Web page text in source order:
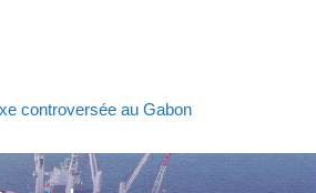
controversée au Gabon